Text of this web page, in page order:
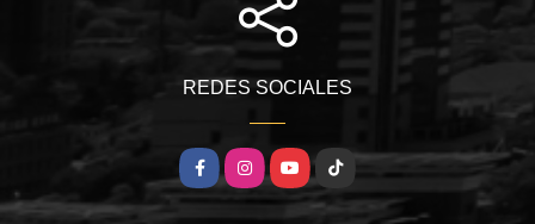
REDES SOCIALES
FacebookInstagramYouTubeTikTok